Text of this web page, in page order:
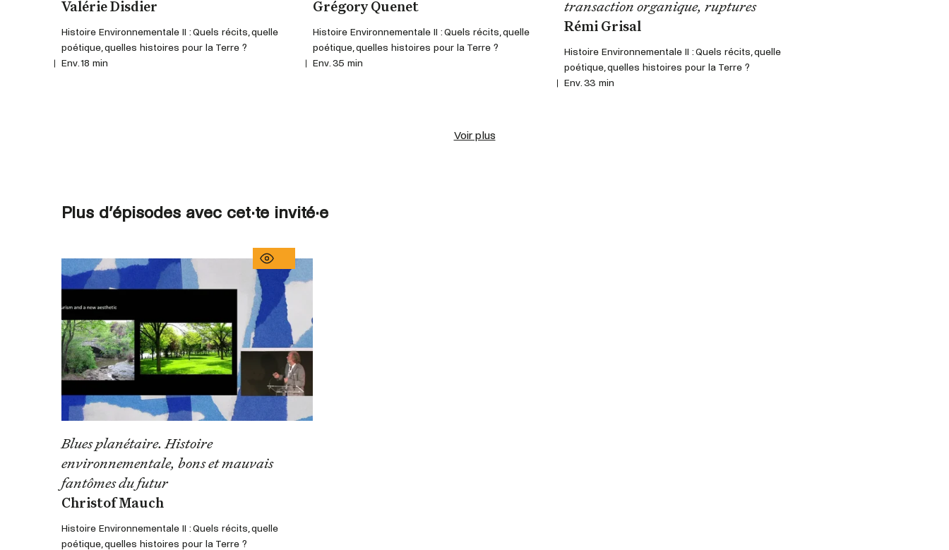
Valérie Disdier
Histoire Environnementale II : Quels récits, quelle
poétique, quelles histoires pour la Terre ?
Env. 18 min
Grégory Quenet
Histoire Environnementale II : Quels récits, quelle
poétique, quelles histoires pour la Terre ?
Env. 35 min
transaction organique, ruptures
Rémi Grisal
Histoire Environnementale II : Quels récits, quelle
poétique, quelles histoires pour la Terre ?
Env. 33 min
Voir plus
Plus d’épisodes avec cet·te invité·e
Blues planétaire. Histoire
environnementale, bons et mauvais
fantômes du futur
Christof Mauch
Histoire Environnementale II : Quels récits, quelle
poétique, quelles histoires pour la Terre ?